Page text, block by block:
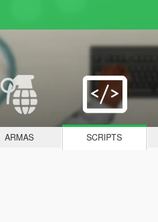
ARMAS SCRIPTS